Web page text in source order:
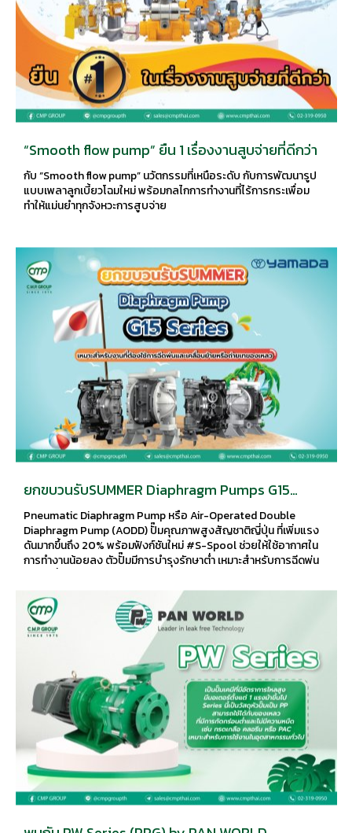
“Smooth flow pump” ยืน 1 เรื่องงานสูบจ่ายที่ดีกว่า
กับ “Smooth flow pump” นวัตกรรมที่เหนือระดับ กับการพัฒนารูป
แบบเพลาลูกเบี้ยวโฉมใหม่ พร้อมกลไกการทำงานที่ไร้การกระเพื่อม
ทำให้แม่นยำทุกจังหวะการสูบจ่าย
ยกขบวนรับSUMMER Diaphragm Pumps G15
Series YAMADA® G15 DIAPHRAGM PUMP SERIES
Pneumatic Diaphragm Pump หรือ Air-Operated Double
Diaphragm Pump (AODD) ปั๊มคุณภาพสูงสัญชาติญี่ปุ่น ที่เพิ่มแรง
ดันมากขึ้นถึง 20% พร้อมฟังก์ชันใหม่ #S-Spool ช่วยให้ใช้อากาศใน
การทำงานน้อยลง ตัวปั๊มมีการบำรุงรักษาต่ำ เหมาะสำหรับการฉีดพ่น